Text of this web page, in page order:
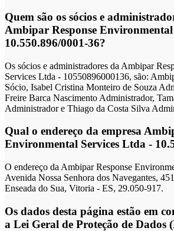
Quem são os sócios e
Ambipar Response
10.550.896/0001-36?
Os sócios e administradores da Ambipar
Services Ltda - 10550896000136, são:
Sócio, Isabel Cristina Monteiro de Souza
Freire Barca Nascimento Administrador,
Administrador e Thiago da Costa Silva
Qual o endereço da empresa
Environmental Services Ltda -
O endereço da Ambipar Response
Avenida Nossa Senhora dos Navegantes,
Enseada do Sua, Vitoria - ES, 29.050-917.
Os dados desta página estão em
a Lei Geral de Proteção de Dados